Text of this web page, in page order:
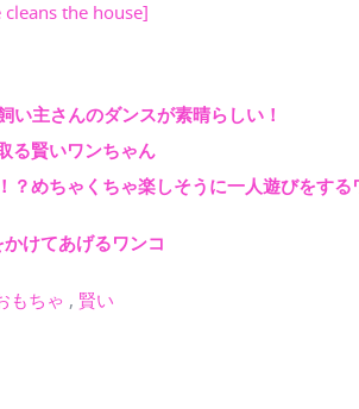
the house]
い主さんのダンスが素晴らしい！
る賢いワンちゃん
？めちゃくちゃ楽しそうに一人遊びをする
けてあげるワンコ
もちゃ , 賢い